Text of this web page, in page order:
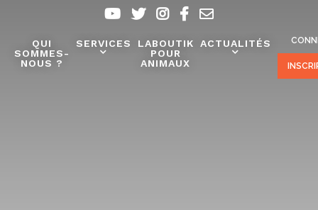
QUI
SOMMES-
NOUS ?
SERVICES
LABOUTIK
POUR
ANIMAUX
ACTUALITÉS